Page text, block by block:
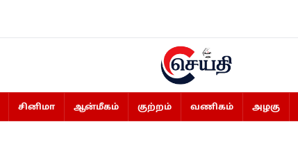
சினிமா ஆன்மீகம் குற்றம் வணிகம் அழகு